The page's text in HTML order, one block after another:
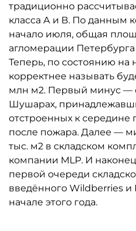
традиционно
класса А и В. По данным
начало июля, общая
агломерации
Теперь, по состоянию на
корректнее называть
млн м2. Первый минус —
Шушарах,
отстроенных к середине
после пожара. Далее —
тыс. м2 в складском
компании MLP. И
первой очереди
введённого Wildberries и
начале этого года.